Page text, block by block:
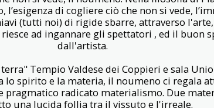
di cogliere ciò che non si vede,
(tutti noi) di rigide sbarre, attraverso
ad ingannare gli spettatori , ed il buon
dall'artista.
Tempio Valdese dei Coppieri e sala
lo spirito e la materia, il noumeno ci regala
radicato materialismo. Due
una lucida follia tra il vissuto e l'irreale.